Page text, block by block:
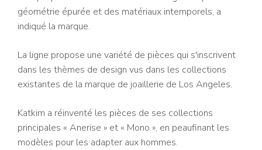
géométrie épurée et des matériaux intemporels, a
indiqué la marque.
La ligne propose une variété de pièces qui s'inscrivent
dans les thèmes de design vus dans les collections
existantes de la marque de joaillerie de Los Angeles.
Katkim a réinventé les pièces de ses collections
principales « Anerise » et « Mono », en peaufinant les
modèles pour les adapter aux hommes.